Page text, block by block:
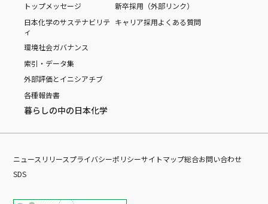
トップメッセージ
日本化学のサステナビリテ
ィ
環境社会ガバナンス
索引・データ集
外部評価とイニシアチブ
各種報告書
新卒採用（外部リンク）
キャリア採用よくある質問
暮らしの中の日本化学
ニュースリリースプライバシーポリシーサイトマップ総合お問い合わせ
SDS